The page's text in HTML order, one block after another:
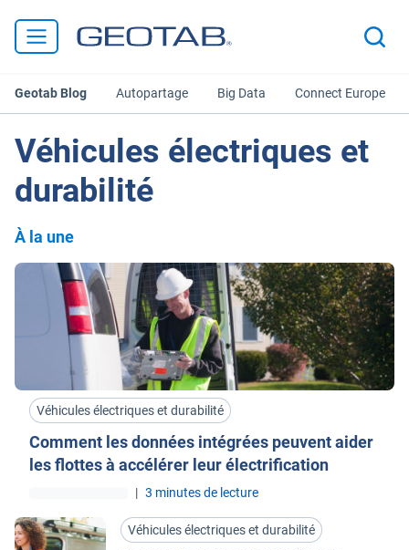
Geotab Blog Autopartage Big Data Connect Europe
Véhicules électriques et
durabilité
À la une
Véhicules électriques et durabilité
Comment les données intégrées peuvent aider
les flottes à accélérer leur électrification
| 3 minutes de lecture
Véhicules électriques et durabilité